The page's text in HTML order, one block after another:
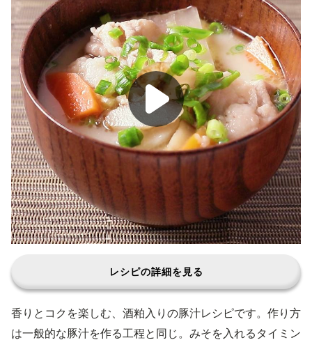
レシピの詳細を見る
香りとコクを楽しむ、酒粕入りの豚汁レシピです。作り方
は一般的な豚汁を作る工程と同じ。みそを入れるタイミン